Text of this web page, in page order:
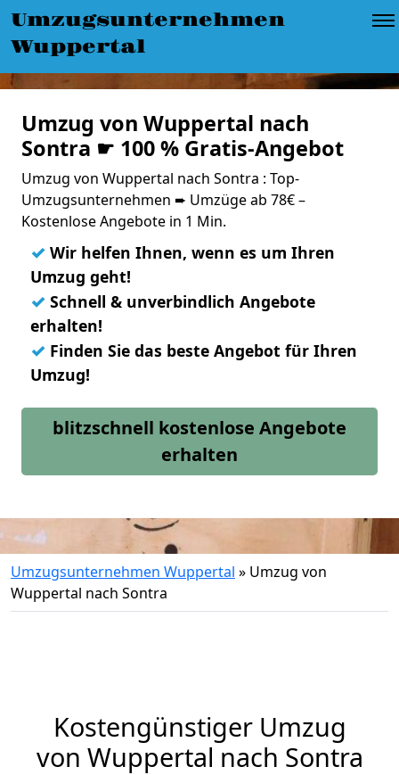
Umzugsunternehmen
Wuppertal
Umzug von Wuppertal nach
Sontra ☛ 100 % Gratis-Angebot
Umzug von Wuppertal nach Sontra : Top-
Umzugsunternehmen ➨ Umzüge ab 78€ –
Kostenlose Angebote in 1 Min.
✓ Wir helfen Ihnen, wenn es um Ihren
Umzug geht!
✓ Schnell & unverbindlich Angebote
erhalten!
✓ Finden Sie das beste Angebot für Ihren
Umzug!
blitzschnell kostenlose Angebote
erhalten
Umzugsunternehmen Wuppertal » Umzug von
Wuppertal nach Sontra
Kostengünstiger Umzug
von Wuppertal nach Sontra